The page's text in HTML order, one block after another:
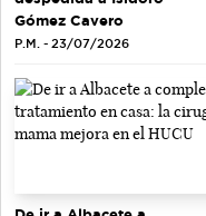
Gómez Cavero
P.M. - 23/07/2026